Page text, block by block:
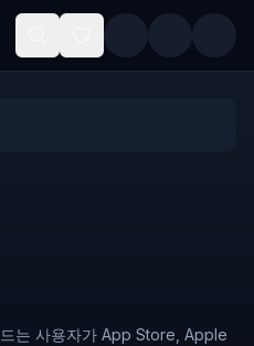
는 사용자가 App Store, Apple